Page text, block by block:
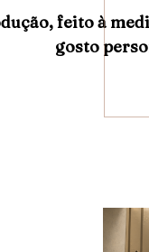
feito à
gosto